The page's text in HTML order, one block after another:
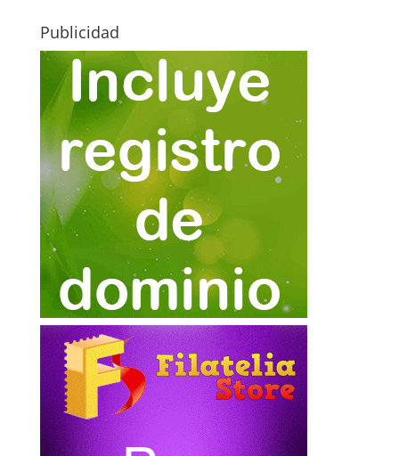
Publicidad